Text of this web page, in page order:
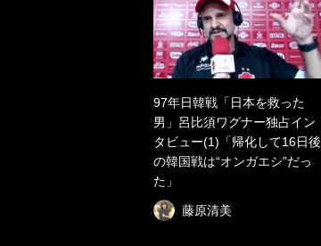
97年日韓戦「日本を救った
男」呂比須ワグナー独占イン
タビュー(1)「帰化して16日後
の韓国戦は“オンガエシ”だっ
た」
藤原清美